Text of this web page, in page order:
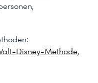
Disney-Methode,